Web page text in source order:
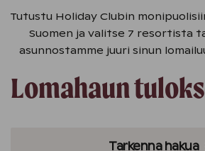
Tutustu Holiday Clubin
Suomen ja valitse 7 resortista
asunnostamme juuri sinun
Lomahaun
Tarkenna hakua